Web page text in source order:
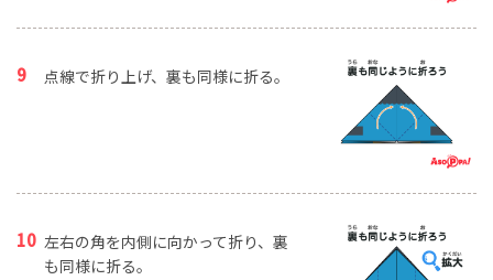
点線で折り上げ、裏も同様に折る。
左右の角を内側に向かって折り、裏
も同様に折る。